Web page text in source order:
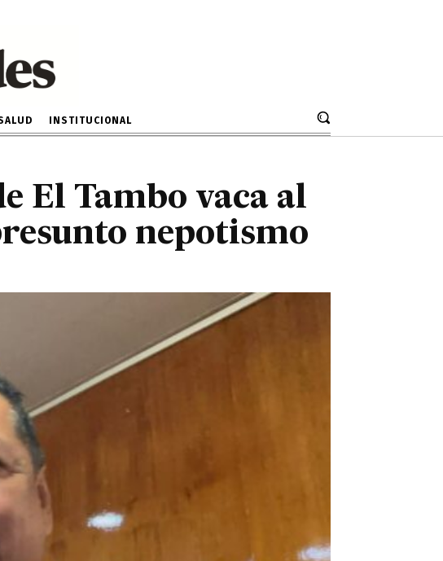
INSTITUCIONAL
El Tambo vaca al
nepotismo
El Tambo vaca al
nepotismo